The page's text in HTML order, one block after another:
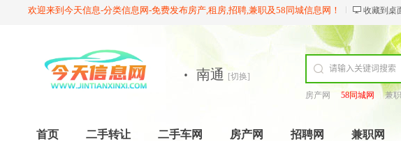
欢迎来到今天信息-分类信息网-免费发布房产,租房,招聘,兼职及58同城信息网！ 收藏到桌
· 南通
[切换]
房产网
58同城网 兼
首页 二手转让 二手车网 房产网 招聘网 兼职网